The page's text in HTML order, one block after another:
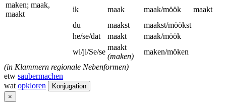
maken; maak,
maakt
ik maak maak/möök
maakt
du
maakst
maakst/möökst
he/se/dat
maakt
maak/möök
wi/ji/Se/se
maakt
(maken)
maken/möken
(in Klammern regionale Nebenformen)
etw saubermachen
wat opkloren
Konjugation
×